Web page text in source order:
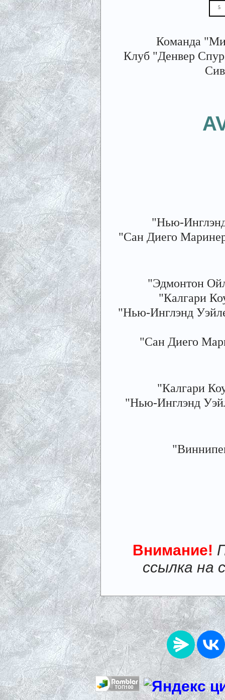
5
Команда
Клуб "Денвер
"Нью-
"Сан Диего
"Эдмонтон
"Калгари
"Нью-Инглэнд
"Сан Диего
"Калгари
"Нью-Инглэнд
Внимание!
ссылка на